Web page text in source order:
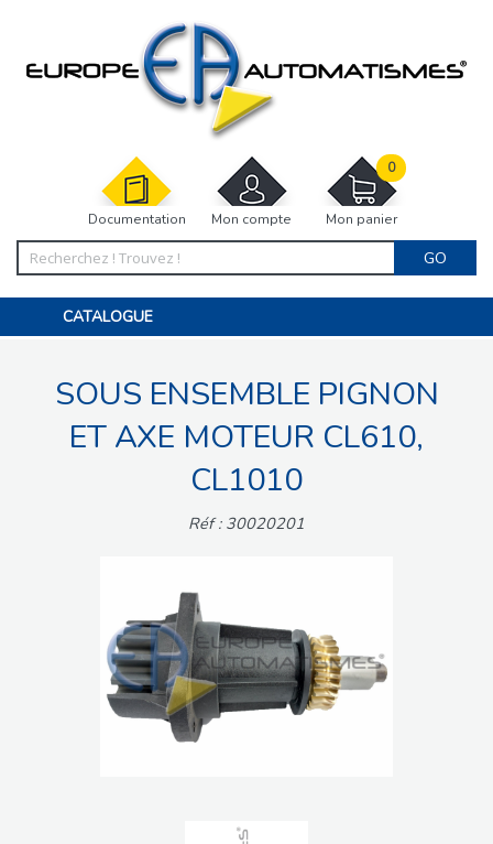
Documentation Mon compte Mon panier
0
GO
CATALOGUE
MOTORISATIONS
ACCESSOIRES ET ELECTRONIQUES
INTERPHONES VISIOPHONES
SOUS ENSEMBLE PIGNON
ET AXE MOTEUR CL610,
CL1010
Réf : 30020201